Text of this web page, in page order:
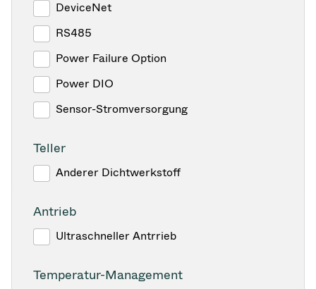
DeviceNet
RS485
Power Failure Option
Power DIO
Sensor-Stromversorgung
Teller
Anderer Dichtwerkstoff
Antrieb
Ultraschneller Antrrieb
Temperatur-Management